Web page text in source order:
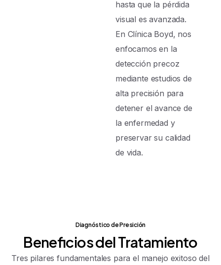
hasta que la pérdida
visual es avanzada.
En Clínica Boyd, nos
enfocamos en la
detección precoz
mediante estudios de
alta precisión para
detener el avance de
la enfermedad y
preservar su calidad
de vida.
Diagnóstico de Presición
BeneficiosdelTratamiento
Tres pilares fundamentales para el manejo exitoso del